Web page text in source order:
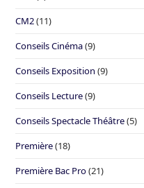
CM2(11)
Conseils Cinéma(9)
Conseils Exposition (9)
Conseils Lecture(9)
Conseils Spectacle Théâtre(5)
Première(18)
Première Bac Pro(21)